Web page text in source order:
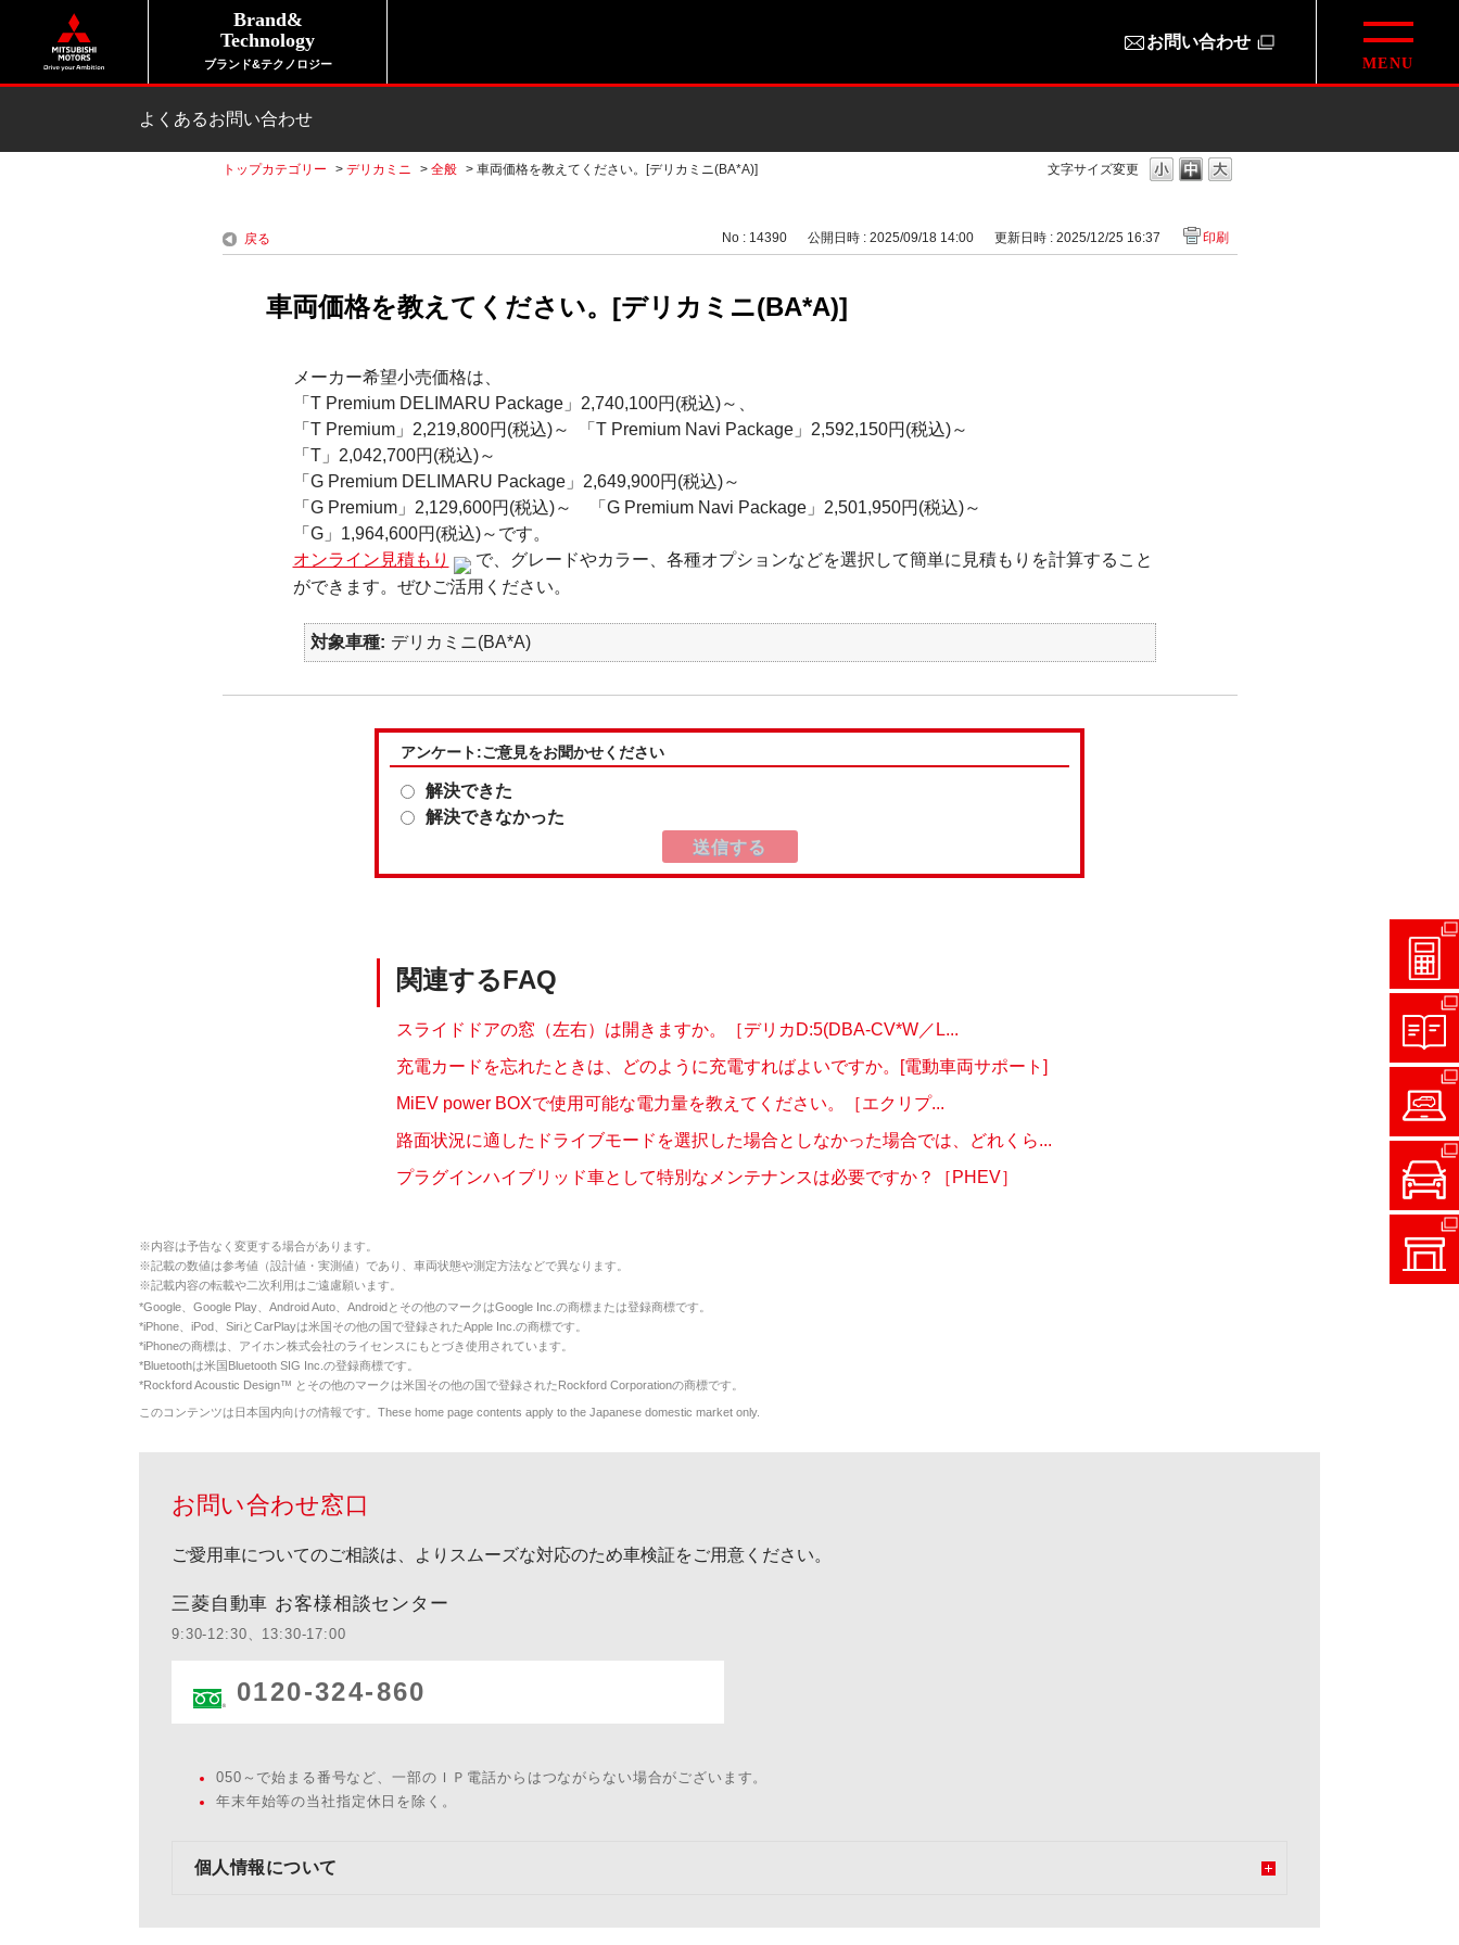
Brand&
Technology
ブランド&テクノロジー
お問い合わせ
よくあるお問い合わせ
文字サイズ変更
トップカテゴリー > デリカミニ > 全般 > 車両価格を教えてください。[デリカミニ(BA*A)]
戻る No : 14390 公開日時 : 2025/09/18 14:00 更新日時 : 2025/12/25 16:37 印刷
車両価格を教えてください。[デリカミニ(BA*A)]
メーカー希望小売価格は、
「T Premium DELIMARU Package」2,740,100円(税込)～、
「T Premium」2,219,800円(税込)～ 「T Premium Navi Package」2,592,150円(税込)～
「T」2,042,700円(税込)～
「G Premium DELIMARU Package」2,649,900円(税込)～
「G Premium」2,129,600円(税込)～ 「G Premium Navi Package」2,501,950円(税込)～
「G」1,964,600円(税込)～です。
オンライン見積もり
で、グレードやカラー、各種オプションなどを選択して簡単に見積もりを計算すること
ができます。ぜひご活用ください。
対象車種 デリカミニ(BA*A)
アンケート:ご意見をお聞かせください
解決できた
解決できなかった
関連するFAQ
スライドドアの窓（左右）は開きますか。［デリカD:5(DBA-CV*W／L...
充電カードを忘れたときは、どのように充電すればよいですか。[電動車両サポート]
MiEV power BOXで使用可能な電力量を教えてください。［エクリプ...
路面状況に適したドライブモードを選択した場合としなかった場合では、どれくら...
プラグインハイブリッド車として特別なメンテナンスは必要ですか？［PHEV］
※内容は予告なく変更する場合があります。
※記載の数値は参考値（設計値・実測値）であり、車両状態や測定方法などで異なります。
※記載内容の転載や二次利用はご遠慮願います。
*Google、Google Play、Android Auto、Androidとその他のマークはGoogle Inc.の商標または登録商標です。
*iPhone、iPod、SiriとCarPlayは米国その他の国で登録されたApple Inc.の商標です。
*iPhoneの商標は、アイホン株式会社のライセンスにもとづき使用されています。
*Bluetoothは米国Bluetooth SIG Inc.の登録商標です。
*Rockford Acoustic Design™ とその他のマークは米国その他の国で登録されたRockford Corporationの商標です。
このコンテンツは日本国内向けの情報です。These home page contents apply to the Japanese domestic market only.
お問い合わせ窓口
ご愛用車についてのご相談は、よりスムーズな対応のため車検証をご用意ください。
三菱自動車 お客様相談センター
9:30-12:30、13:30-17:00
0120-324-860
050～で始まる番号など、一部のＩＰ電話からはつながらない場合がございます。
年末年始等の当社指定休日を除く。
個人情報について